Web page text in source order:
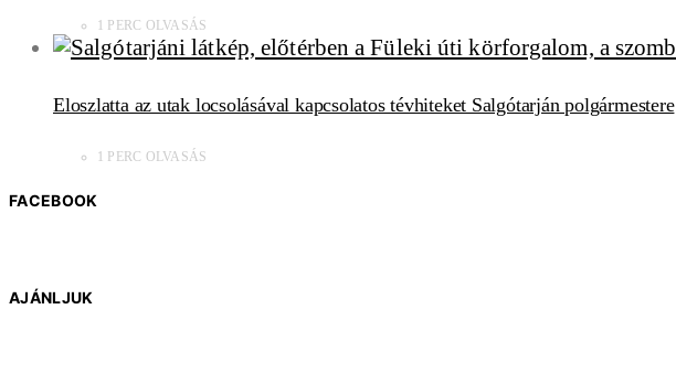
1 PERC OLVASÁS
Eloszlatta az utak locsolásával kapcsolatos tévhiteket Salgótarján polgármestere
1 PERC OLVASÁS
FACEBOOK
AJÁNLJUK